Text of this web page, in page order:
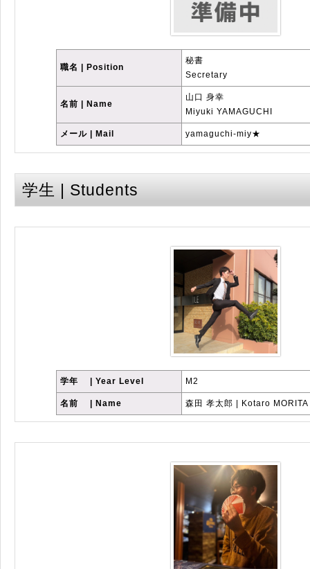
職名 | Position
秘書
Secretary
名前 | Name
山口 身幸
Miyuki YAMAGUCHI
メール | Mail yamaguchi-miy★
学生 | Students
学年 | Year Level M2
名前 | Name 森田 孝太郎 | Kotaro MORITA